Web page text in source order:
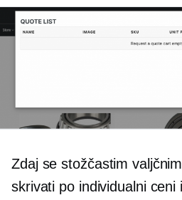
Zdaj se stožčastim
skrivati po individualni ceni